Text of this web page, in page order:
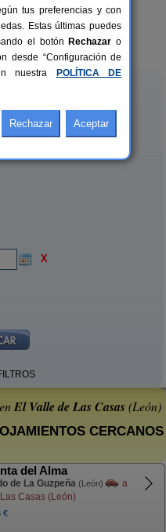
8+1 pers.
desde27 €
Frías
X
El Valle de Las Casas(León)
CERCANOS
del Alma
de La Guzpeña (León)
a
Casas (León)
€
tus preferencias y con
Estas últimas puedes
el botón Rechazar o
desde “Configuración de
nuestra
POLÍTICA DE